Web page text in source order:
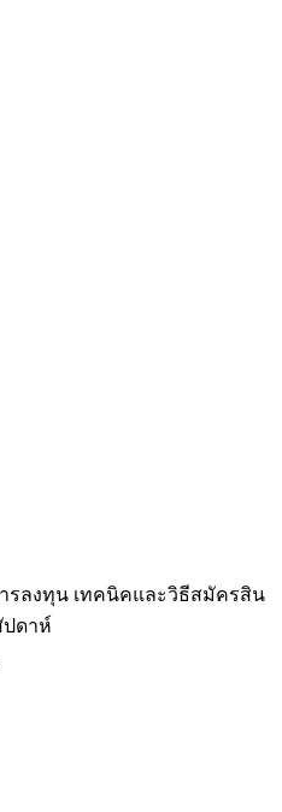
รลงทุน เทคนิคและวิธีสมัครสิน
ดาห์